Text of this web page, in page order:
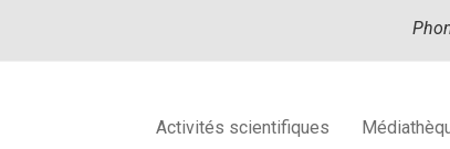
Activités scientifiques